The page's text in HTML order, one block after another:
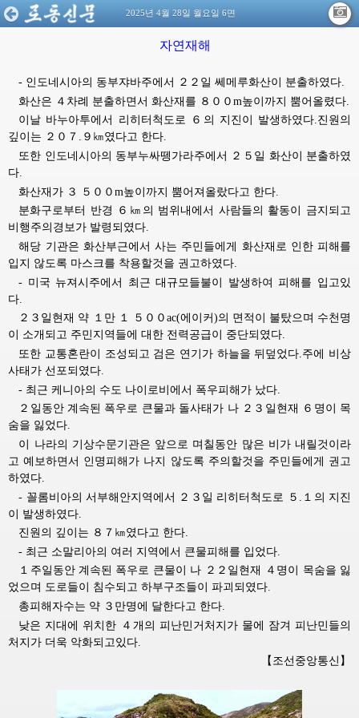
2025년 4월 28일 월요일 6면
자연재해
- 인도네시아의 동부쟈바주에서 ２２일 쎄메루화산이 분출하였다.
화산은 ４차례 분출하면서 화산재를 ８００m높이까지 뿜어올렸다.
이날 바누아투에서 리히터척도로 ６의 지진이 발생하였다.진원의
깊이는 ２０７.９㎞였다고 한다.
또한 인도네시아의 동부누싸뗑가라주에서 ２５일 화산이 분출하였
다.
화산재가 ３ ５００m높이까지 뿜어져올랐다고 한다.
분화구로부터 반경 ６㎞의 범위내에서 사람들의 활동이 금지되고
비행주의경보가 발령되였다.
해당 기관은 화산부근에서 사는 주민들에게 화산재로 인한 피해를
입지 않도록 마스크를 착용할것을 권고하였다.
- 미국 뉴져시주에서 최근 대규모들불이 발생하여 피해를 입고있
다.
２３일현재 약 １만 １ ５００ac(에이커)의 면적이 불탔으며 수천명
이 소개되고 주민지역들에 대한 전력공급이 중단되였다.
또한 교통혼란이 조성되고 검은 연기가 하늘을 뒤덮었다.주에 비상
사태가 선포되였다.
- 최근 케니아의 수도 나이로비에서 폭우피해가 났다.
２일동안 계속된 폭우로 큰물과 돌사태가 나 ２３일현재 ６명이 목
숨을 잃었다.
이 나라의 기상수문기관은 앞으로 며칠동안 많은 비가 내릴것이라
고 예보하면서 인명피해가 나지 않도록 주의할것을 주민들에게 권고
하였다.
- 꼴롬비아의 서부해안지역에서 ２３일 리히터척도로 ５.１의 지진
이 발생하였다.
진원의 깊이는 ８７㎞였다고 한다.
- 최근 소말리아의 여러 지역에서 큰물피해를 입었다.
１주일동안 계속된 폭우로 큰물이 나 ２２일현재 ４명이 목숨을 잃
었으며 도로들이 침수되고 하부구조들이 파괴되였다.
총피해자수는 약 ３만명에 달한다고 한다.
낮은 지대에 위치한 ４개의 피난민거처지가 물에 잠겨 피난민들의
처지가 더욱 악화되고있다.
【조선중앙통신】